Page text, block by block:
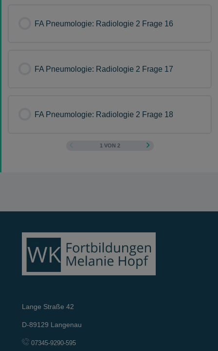
FA Pneumologie: Radiologie 2 Frage 16
FA Pneumologie: Radiologie 2 Frage 17
FA Pneumologie: Radiologie 2 Frage 18
1 VON 2
Lange Straße 42
D-89129 Langenau
07345-9290-595